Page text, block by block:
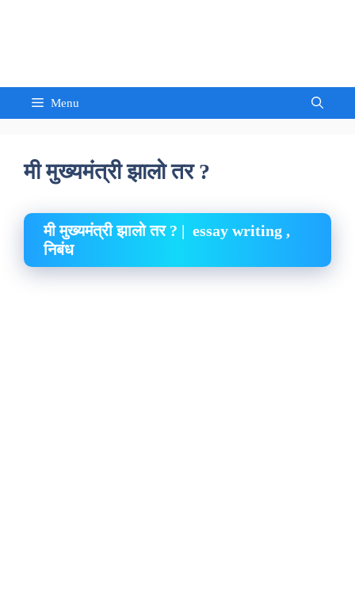
Menu
मी मुख्यमंत्री झालो तर ?
मी मुख्यमंत्री झालो तर ? | essay writing ,
निबंध